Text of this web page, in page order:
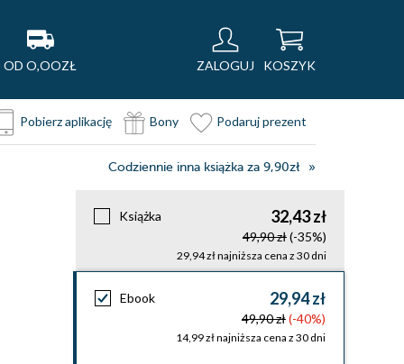
OD O,OOZŁ ZALOGUJ KOSZYK
Pobierz aplikację Bony Podaruj prezent
Codziennie inna książka za 9,90zł
Książka 32,43 zł
49,90 zł(-35%)
29,94 zł najniższa cena z 30 dni
Ebook 29,94 zł
49,90 zł(-40%)
14,99 zł najniższa cena z 30 dni